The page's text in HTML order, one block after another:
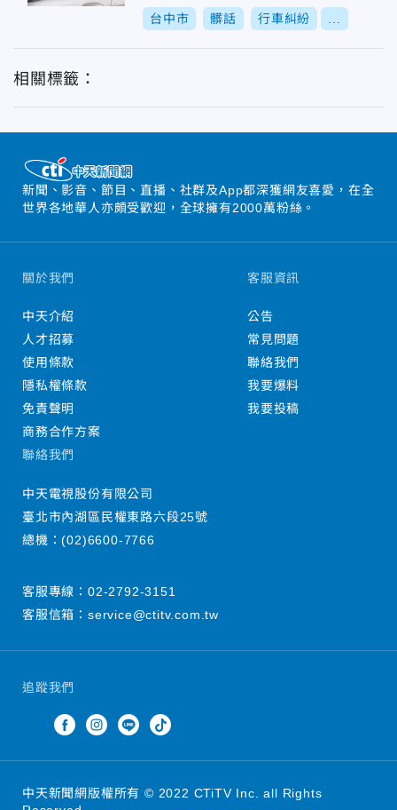
台中市 髒話 行車糾紛
相關標籤：
新聞、影音、節目、直播、社群及App都深獲網友喜愛，在全
世界各地華人亦頗受歡迎，全球擁有2000萬粉絲。
追蹤我們
關於我們
中天介紹
人才招募
使用條款
隱私權條款
免責聲明
商務合作方案
客服資訊
公告
常見問題
聯絡我們
我要爆料
我要投稿
聯絡我們
中天電視股份有限公司
臺北市內湖區民權東路六段25號
總機：(02)6600-7766
客服專線： 02-2792-3151
客服信箱： service@ctitv.com.tw
中天新聞網版權所有 © 2022 CTiTV Inc. all Rights